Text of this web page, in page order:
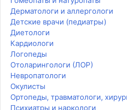
Дерматологи и аллергологи
Детские врачи (педиатры)
Диетологи
Кардиологи
Логопеды
Отоларингологи (ЛОР)
Невропатологи
Окулисты
Ортопеды, травматологи,
Психиатры и наркологи